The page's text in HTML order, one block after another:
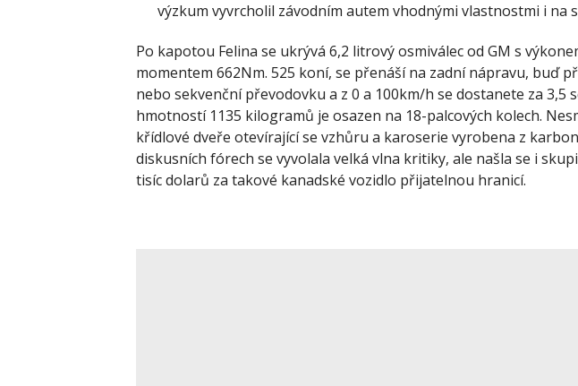
výzkum vyvrcholil závodním autem vhodnými vlastnostmi i na
Po kapotou Felina se ukrývá 6,2 litrový osmiválec od GM s
momentem 662Nm. 525 koní, se přenáší na zadní nápravu, buď
nebo sekvenční převodovku a z 0 a 100km/h se dostanete za 3,5
hmotností 1135 kilogramů je osazen na 18-palcových kolech.
křídlové dveře otevírající se vzhůru a karoserie vyrobena z
diskusních fórech se vyvolala velká vlna kritiky, ale našla se i
tisíc dolarů za takové kanadské vozidlo přijatelnou hranicí.